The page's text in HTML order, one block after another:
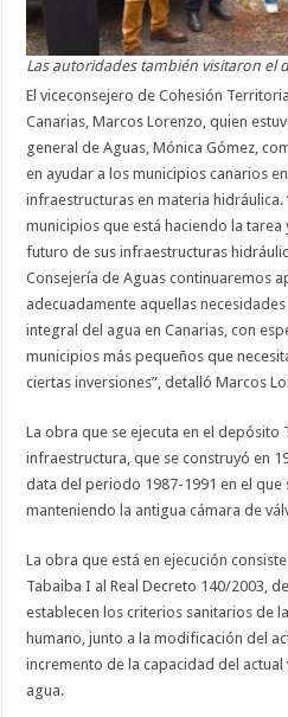
Las autoridades también visitaron el
El viceconsejero de Cohesión
Canarias, Marcos Lorenzo, quien
general de Aguas, Mónica Gómez,
en ayudar a los municipios canarios
infraestructuras en materia hidráulica.
municipios que está haciendo la
futuro de sus infraestructuras
Consejería de Aguas continuaremos
adecuadamente aquellas
integral del agua en Canarias, con
municipios más pequeños que
ciertas inversiones”, detalló Marcos
La obra que se ejecuta en el
infraestructura, que se construyó en
data del periodo 1987-1991 en el que
manteniendo la antigua cámara de
La obra que está en ejecución
Tabaiba I al Real Decreto 140/2003,
establecen los criterios sanitarios de
humano, junto a la modificación del
incremento de la capacidad del
agua.